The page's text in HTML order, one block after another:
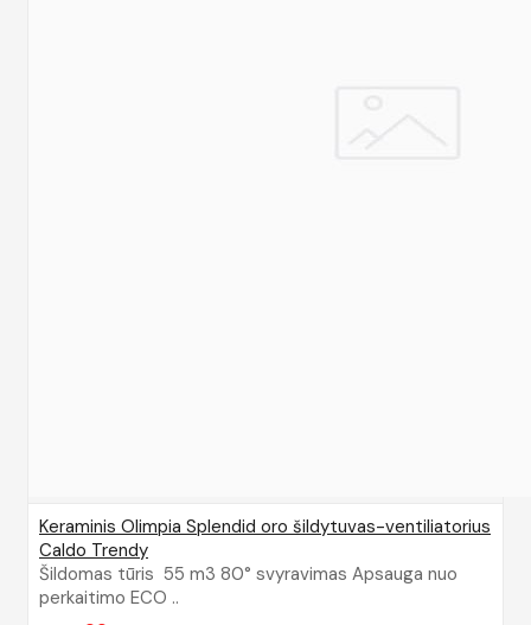
Keraminis Olimpia Splendid oro šildytuvas-ventiliatorius
Caldo Trendy
Šildomas tūris 55 m3 80° svyravimas Apsauga nuo
perkaitimo ECO ..